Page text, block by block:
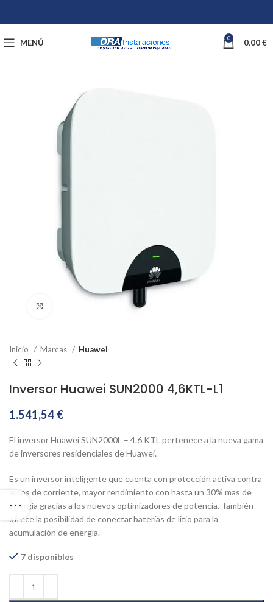
MENÚ 0 0,00€
Inicio Marcas Huawei
Inversor Huawei SUN2000 4,6KTL-L1
1.541,54 €
El inversor Huawei SUN2000L – 4.6 KTL pertenece a la nueva gama
de inversores residenciales de Huawei.
Es un inversor inteligente que cuenta con protección activa contra
arcos de corriente, mayor rendimiento con hasta un 30% mas de
energía gracias a los nuevos optimizadores de potencia. También
ofrece la posibilidad de conectar baterías de litio para la
acumulación de energía.
7 disponibles